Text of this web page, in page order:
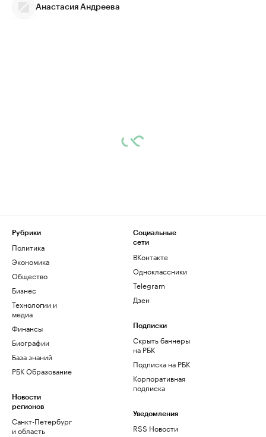
Анастасия Андреева
Рубрики
Политика
Экономика
Общество
Бизнес
Технологии и
медиа
Финансы
Биографии
База знаний
РБК Образование
Новости
регионов
Санкт-Петербург
и область
Социальные
сети
ВКонтакте
Одноклассники
Telegram
Дзен
Подписки
Скрыть баннеры
на РБК
Подписка на РБК
Корпоративная
подписка
Уведомления
RSS Новости